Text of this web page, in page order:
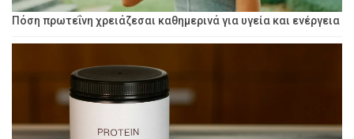
Πόση πρωτεΐνη χρειάζεσαι καθημερινά για υγεία και ενέργεια